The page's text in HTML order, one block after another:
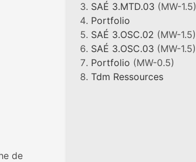
SAÉ 3.MTD.03 (MW-1.5)
Portfolio
SAÉ 3.OSC.02 (MW-1.5)
SAÉ 3.OSC.03 (MW-1.5)
Portfolio (MW-0.5)
Tdm Ressources
de